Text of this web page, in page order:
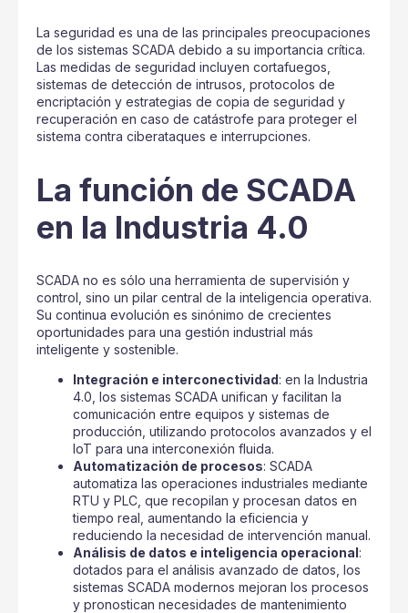
La seguridad es una de las principales preocupaciones
de los sistemas SCADA debido a su importancia crítica.
Las medidas de seguridad incluyen cortafuegos,
sistemas de detección de intrusos, protocolos de
encriptación y estrategias de copia de seguridad y
recuperación en caso de catástrofe para proteger el
sistema contra ciberataques e interrupciones.
La función de SCADA
en la Industria 4.0
SCADA no es sólo una herramienta de supervisión y
control, sino un pilar central de la inteligencia operativa.
Su continua evolución es sinónimo de crecientes
oportunidades para una gestión industrial más
inteligente y sostenible.
Integración e interconectividad: en la Industria
4.0, los sistemas SCADA unifican y facilitan la
comunicación entre equipos y sistemas de
producción, utilizando protocolos avanzados y el
IoT para una interconexión fluida.
Automatización de procesos: SCADA
automatiza las operaciones industriales mediante
RTU y PLC, que recopilan y procesan datos en
tiempo real, aumentando la eficiencia y
reduciendo la necesidad de intervención manual.
Análisis de datos e inteligencia operacional:
dotados para el análisis avanzado de datos, los
sistemas SCADA modernos mejoran los procesos
y pronostican necesidades de mantenimiento